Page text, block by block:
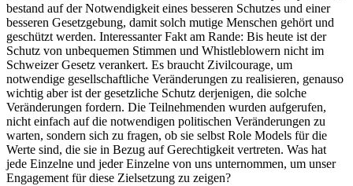
bestand auf der Notwendigkeit eines besseren Schutzes und einer
besseren Gesetzgebung, damit solch mutige Menschen gehört und
geschützt werden. Interessanter Fakt am Rande: Bis heute ist der
Schutz von unbequemen Stimmen und Whistleblowern nicht im
Schweizer Gesetz verankert. Es braucht Zivilcourage, um
notwendige gesellschaftliche Veränderungen zu realisieren, genauso
wichtig aber ist der gesetzliche Schutz derjenigen, die solche
Veränderungen fordern. Die Teilnehmenden wurden aufgerufen,
nicht einfach auf die notwendigen politischen Veränderungen zu
warten, sondern sich zu fragen, ob sie selbst Role Models für die
Werte sind, die sie in Bezug auf Gerechtigkeit vertreten. Was hat
jede Einzelne und jeder Einzelne von uns unternommen, um unser
Engagement für diese Zielsetzung zu zeigen?